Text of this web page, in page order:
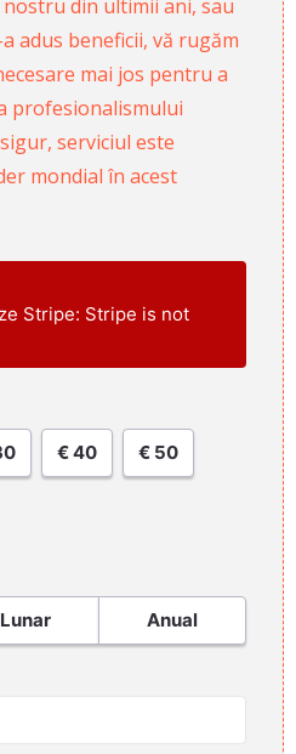
din ultimii ani, sau
adus beneficii, vă rugăm
mai jos pentru a
profesionalismului
serviciul este
mondial în acest
Stripe: Stripe is not
€ 40 € 50
Lunar Anual